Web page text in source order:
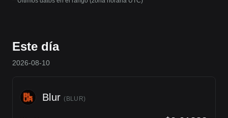
Este día
2026-08-10
Blur (BLUR)